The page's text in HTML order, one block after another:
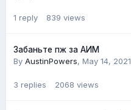
1 reply 839 views
Забаньте пж за АИМ
By AustinPowers, May 14, 2021
3 replies 2068 views